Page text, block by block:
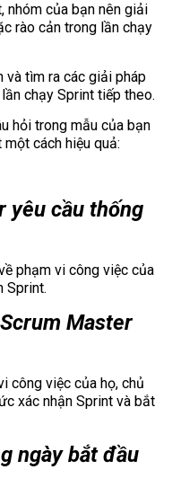
nhóm của bạn nên giải
rào cản trong lần chạy
và tìm ra các giải pháp
chạy Sprint tiếp theo.
hỏi trong mẫu của bạn
cách hiệu quả:
yêu cầu thống
phạm vi công việc của
Sprint.
Master
công việc của họ, chủ
xác nhận Sprint và bắt
ngày bắt đầu